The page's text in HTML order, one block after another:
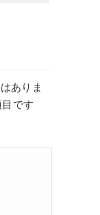
ありま
です